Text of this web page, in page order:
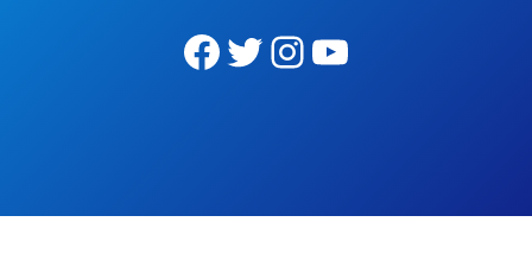
Facebook Twitter Instagram YouTube